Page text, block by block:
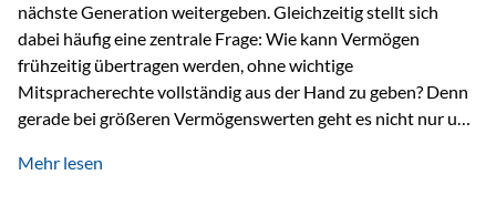
nächste Generation weitergeben. Gleichzeitig stellt sich
dabei häufig eine zentrale Frage: Wie kann Vermögen
frühzeitig übertragen werden, ohne wichtige
Mitspracherechte vollständig aus der Hand zu geben? Denn
gerade bei größeren Vermögenswerten geht es nicht nur um
sicherzustellen, dass das Vermögen langfristig erhalten
Mehr lesen